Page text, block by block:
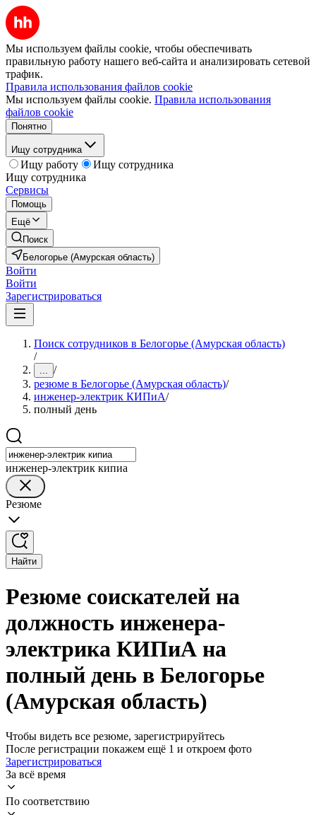
Мы используем файлы cookie, чтобы обеспечивать
правильную работу нашего веб-сайта и анализировать сетевой
трафик.
Правила использования файлов cookie
Мы используем файлы cookie. Правила использования
файлов cookie
Понятно
Ищу сотрудника
Ищу работу
Ищу сотрудника
Ищу сотрудника
Сервисы
Помощь
Ещё
Поиск
Белогорье (Амурская область)
Войти
Войти
Зарегистрироваться
Поиск сотрудников в Белогорье (Амурская область)
/
... /
резюме в Белогорье (Амурская область)/
инженер-электрик КИПиА/
полный день
инженер-электрик кипиа
Резюме
Найти
Резюме соискателей на
должность инженера-
электрика КИПиА на
полный день в Белогорье
(Амурская область)
Чтобы видеть все резюме, зарегистрируйтесь
После регистрации покажем ещё 1 и откроем фото
Зарегистрироваться
За всё время
По соответствию